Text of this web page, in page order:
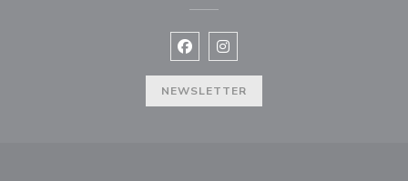
Facebook ((apre una nuova
Instagram ((apre una nuova
NEWSLETTER